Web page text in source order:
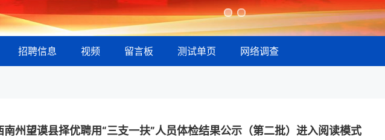
招聘信息 视频 留言板 测试单页 网络调查
州望谟县择优聘用“三支一扶”人员体检结果公示（第二批）进入阅读模式